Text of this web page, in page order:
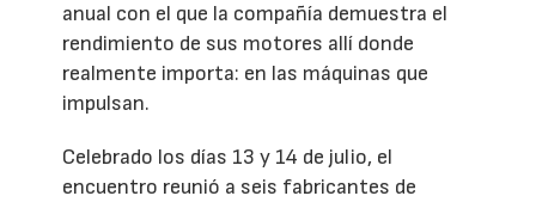
anual con el que la compañía demuestra el
rendimiento de sus motores allí donde
realmente importa: en las máquinas que
impulsan.
Celebrado los días 13 y 14 de julio, el
encuentro reunió a seis fabricantes de